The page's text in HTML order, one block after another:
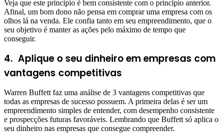
Veja que este princípio é bem consistente com o princípio anterior.
Afinal, um bom dono não pensa em comprar uma empresa com os
olhos lá na venda. Ele confia tanto em seu empreendimento, que o
seu objetivo é manter as ações pelo máximo de tempo que
conseguir.
4. Aplique o seu dinheiro em empresas com
vantagens competitivas
Warren Buffett faz uma análise de 3 vantagens competitivas que
todas as empresas de sucesso possuem. A primeira delas é ser um
empreendimento simples de entender, com desempenho consistente
e prospecções futuras favoráveis. Lembrando que Buffett só aplica o
seu dinheiro nas empresas que consegue compreender.